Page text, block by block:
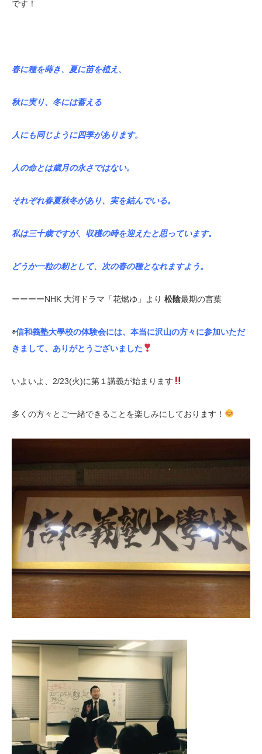
です！
春に種を蒔き、夏に苗を植え、
秋に実り、冬には蓄える
人にも同じように四季があります。
人の命とは歳月の永さではない。
それぞれ春夏秋冬があり、実を結んでいる。
私は三十歳ですが、収穫の時を迎えたと思っています。
どうか一粒の籾として、次の春の種となれますよう。
ーーーーNHK 大河ドラマ「花燃ゆ」より 松陰最期の言葉
◉信和義塾大學校の体験会には、本当に沢山の方々に参加いただ
きまして、ありがとうございました
いよいよ、2/23(火)に第１講義が始まります
多くの方々とご一緒できることを楽しみにしております！